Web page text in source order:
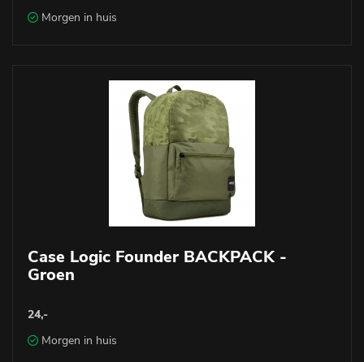
Morgen in huis
Case Logic Founder BACKPACK -
Groen
24,-
Morgen in huis